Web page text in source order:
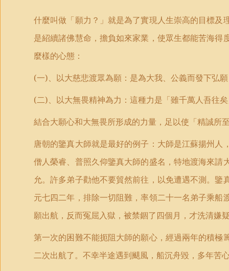
什麼叫做「願力？」就是為了實現人生崇高的目標
是紹續諸佛慧命，擔負如來家業，使眾生都能苦海
麼樣的心態：
(一)、以大慈悲渡眾為願：是為大我、公義而發下弘
(二)、以大無畏精神為力：這種力是「雖千萬人吾往
結合大願心和大無畏所形成的力量，足以使「精誠所
唐朝的鑒真大師就是最好的例子：大師是江蘇揚州
僧人榮睿、普照久仰鑒真大師的盛名，特地渡海來
允。許多弟子勸他不要貿然前往，以免遭遇不測。
元七四二年，排除一切阻難，率領二十一名弟子乘
願出航，反而冤屈入獄，被禁錮了四個月，才洗清嫌
第一次的困難不能扼阻大師的願心，經過兩年的積
二次出航了。不幸半途遇到颶風，船沉舟毀，多年苦